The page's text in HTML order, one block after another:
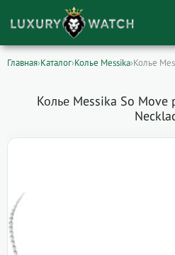
Главная›Каталог›Колье Messika›Колье
Колье Messika So